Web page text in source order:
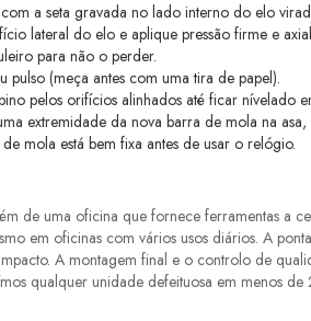
a seta gravada no lado interno do elo
lateral do elo e aplique pressão firme e
para não o perder.
pulso (meça antes com uma tira de papel).
pelos orifícios alinhados até ficar nívelado
extremidade da nova barra de mola na
mola está bem fixa antes de usar o relógio.
de uma oficina que fornece ferramentas a
em oficinas com vários usos diários. A
A montagem final e o controlo de
qualquer unidade defeituosa em menos